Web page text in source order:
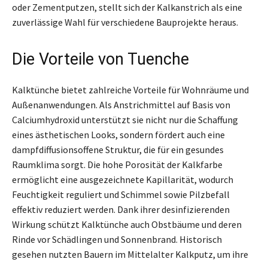
oder Zementputzen, stellt sich der Kalkanstrich als eine
zuverlässige Wahl für verschiedene Bauprojekte heraus.
Die Vorteile von Tuenche
Kalktünche bietet zahlreiche Vorteile für Wohnräume und
Außenanwendungen. Als Anstrichmittel auf Basis von
Calciumhydroxid unterstützt sie nicht nur die Schaffung
eines ästhetischen Looks, sondern fördert auch eine
dampfdiffusionsoffene Struktur, die für ein gesundes
Raumklima sorgt. Die hohe Porosität der Kalkfarbe
ermöglicht eine ausgezeichnete Kapillarität, wodurch
Feuchtigkeit reguliert und Schimmel sowie Pilzbefall
effektiv reduziert werden. Dank ihrer desinfizierenden
Wirkung schützt Kalktünche auch Obstbäume und deren
Rinde vor Schädlingen und Sonnenbrand. Historisch
gesehen nutzten Bauern im Mittelalter Kalkputz, um ihre